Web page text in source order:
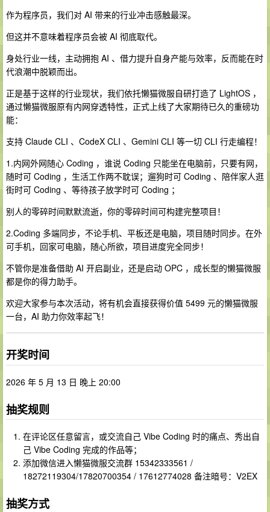
作为程序员，我们对 AI 带来的行业冲击感触最深。
但这并不意味着程序员会被 AI 彻底取代。
身处行业一线，主动拥抱 AI 、借力提升自身产能与效率，反而能在时
代浪潮中脱颖而出。
正是基于这样的行业现状，我们依托懒猫微服自研打造了 LightOS ，
通过懒猫微服原有内网穿透特性，正式上线了大家期待已久的重磅功
能：
支持 Claude CLI 、CodeX CLI 、Gemini CLI 等一切 CLI 行走编程！
1.内网外网随心 Coding ，谁说 Coding 只能坐在电脑前，只要有网，
随时可 Coding ，生活工作两不耽误；遛狗时可 Coding 、陪伴家人逛
街时可 Coding 、等待孩子放学时可 Coding ；
别人的零碎时间默默流逝，你的零碎时间可构建完整项目！
2.Coding 多端同步，不论手机、平板还是电脑，项目随时同步。在外
可手机，回家可电脑，随心所欲，项目进度完全同步！
不管你是准备借助 AI 开启副业，还是启动 OPC ，成长型的懒猫微服
都是你的得力助手。
欢迎大家参与本次活动，将有机会直接获得价值 5499 元的懒猫微服
一台，AI 助力你效率起飞！
开奖时间
2026 年 5 月 13 日 晚上 20:00
抽奖规则
在评论区任意留言，或交流自己 Vibe Coding 时的痛点、秀出自
己 Vibe Coding 完成的作品等；
添加微信进入懒猫微服交流群 15342333561 /
18272119304/17820700354 / 17612774028 备注暗号：V2EX
抽奖方式